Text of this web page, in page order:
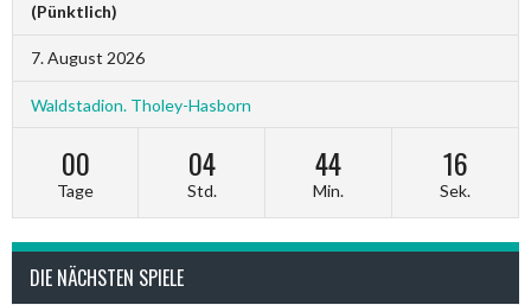
(Pünktlich)
7. August 2026
Waldstadion. Tholey-Hasborn
00
Tage
04
Std.
44
Min.
15
Sek.
DIE NÄCHSTEN SPIELE